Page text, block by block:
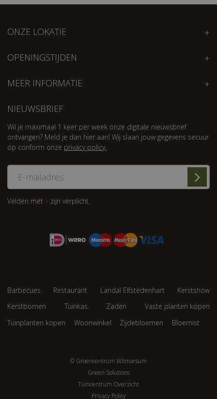
ONZE LOKATIE
OPENINGSTIJDEN
MEER INFORMATIE
NIEUWSBRIEF
Wil je maximaal 1 keer per week onze digitale nieuwsbrief
ontvangen? Meld je dan hier aan! Wij slaan jouw gegevens secuur
op conform onze privacy policy.
Velden met * zijn verplicht.
Barbecues Restaurant Landal Elfstedenhart
Kerstshow
Kerstbomen
Tuinkas Zaden
Vaste planten kopen
Tuinplanten kopen
Woonwinkel Zijdebloemen Bloemist
© Groencentrum Witmarsum
Green Solutions
Tuincentrum Overzicht
Privacy Policy